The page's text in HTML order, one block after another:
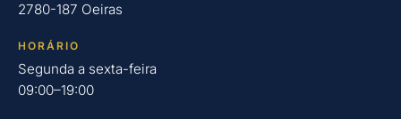
2780-187 Oeiras
HORÁRIO
Segunda a sexta-feira
09:00–19:00